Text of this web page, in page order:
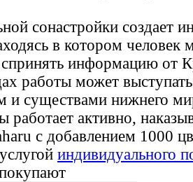
сонастройки создает
в котором человек
информацию от
работы может
и существами нижнего
работает активно,
с добавлением 1000
индивидуального